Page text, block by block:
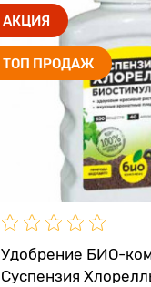
АКЦИЯ
ТОП ПРОДАЖ
Удобрение БИО-
Суспензия